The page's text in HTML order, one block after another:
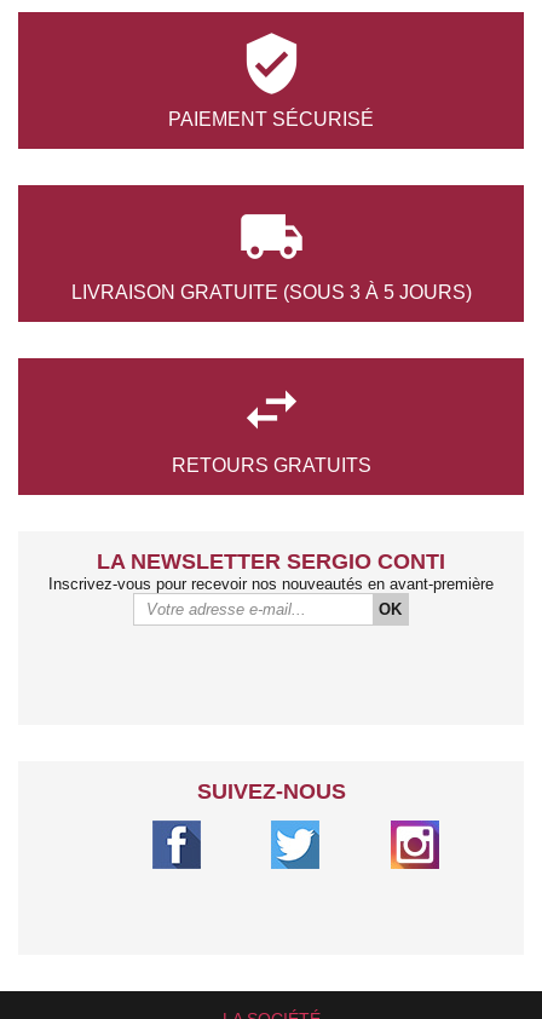

PAIEMENT SÉCURISÉ

LIVRAISON GRATUITE (SOUS 3 À 5 JOURS)

RETOURS GRATUITS
LA NEWSLETTER SERGIO CONTI
Inscrivez-vous pour recevoir nos nouveautés en avant-première
OK
SUIVEZ-NOUS